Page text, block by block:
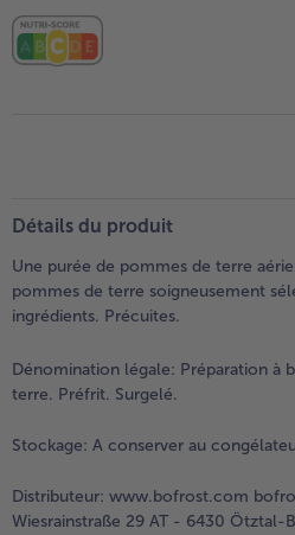
Détails du produit
Une purée de pommes de terre
pommes de terre soigneusement
ingrédients. Précuites.
Dénomination légale: Préparation à
terre. Préfrit. Surgelé.
Stockage: A conserver au
Distributeur: www.bofrost.com
Wiesrainstraße 29 AT - 6430 Ötztal-